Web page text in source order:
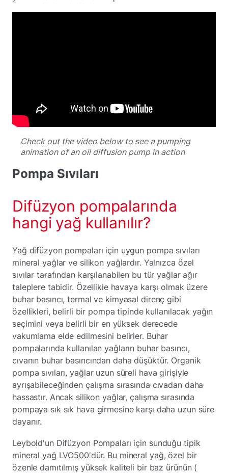
Check out the video below to see a pumping
animation of an oil diffusion pump in action
Pompa Sıvıları
Difüzyon pompalarında
hangi yağ kullanılır?
Yağ difüzyon pompaları için uygun pompa sıvıları
mineral yağlar ve silikon yağlardır. Yalnızca özel
sıvılar tarafından karşılanabilen bu tür yağlar ağır
taleplere tabidir. Özellikle havaya karşı olmak üzere
buhar basıncı, termal ve kimyasal direnç gibi
özellikleri, belirli bir pompa tipinde kullanılacak yağın
seçimini veya belirli bir en yüksek derecede
vakumlama elde edilmesini belirler. Buhar
pompalarında kullanılan yağların buhar basıncı,
cıvanın buhar basıncından daha düşüktür. Organik
pompa sıvıları, yağlar uzun süreli hava girişiyle
ayrışabileceğinden çalışma sırasında cıvadan daha
hassastır. Ancak silikon yağlar, çalışma sırasında
pompaya sık sık hava girmesine karşı daha uzun süre
dayanır.
Leybold'un Difüzyon Pompaları için sunduğu tipik
mineral yağ LVO500'dür. Bu mineral yağ, özel bir
özenle damıtılmış yüksek kaliteli bir baz ürünün (